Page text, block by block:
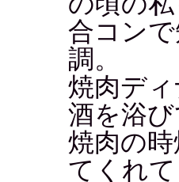
合コン
調。
焼肉デ
酒を浴
焼肉の
てくれて